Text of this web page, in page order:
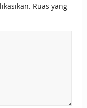
Ruas yang